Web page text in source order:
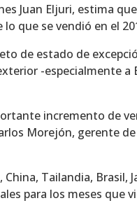
Juan Eljuri, estima
que se vendió en el
de estado de
-especialmente a
incremento de
Morejón, gerente
Tailandia, Brasil,
para los meses que